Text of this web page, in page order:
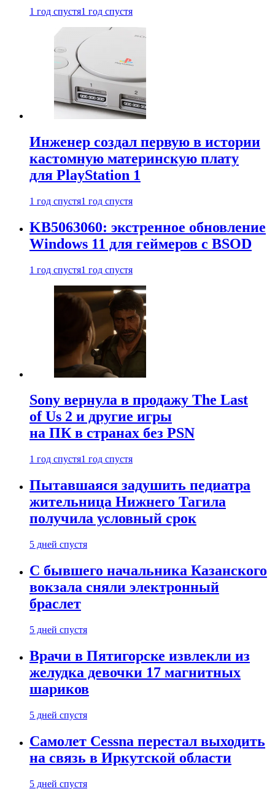
1 год спустя1 год спустя
Инженер создал первую в истории
кастомную материнскую плату
для PlayStation 1
1 год спустя1 год спустя
KB5063060: экстренное обновление
Windows 11 для геймеров с BSOD
1 год спустя1 год спустя
Sony вернула в продажу The Last
of Us 2 и другие игры
на ПК в странах без PSN
1 год спустя1 год спустя
Пытавшаяся задушить педиатра
жительница Нижнего Тагила
получила условный срок
5 дней спустя
С бывшего начальника Казанского
вокзала сняли электронный
браслет
5 дней спустя
Врачи в Пятигорске извлекли из
желудка девочки 17 магнитных
шариков
5 дней спустя
Самолет Cessna перестал выходить
на связь в Иркутской области
5 дней спустя